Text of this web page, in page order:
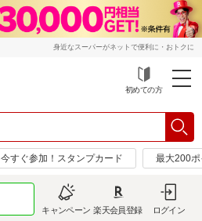
身近なスーパーがネットで便利に・おトクに
初めての方
今すぐ参加！スタンプカード 最大200
キャンペーン 楽天会員登録 ログイン